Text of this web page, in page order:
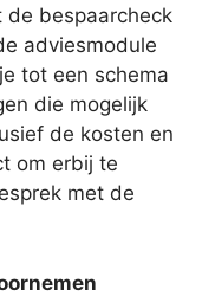
de bespaarcheck
adviesmodule
tot een schema
die mogelijk
de kosten en
om erbij te
met de